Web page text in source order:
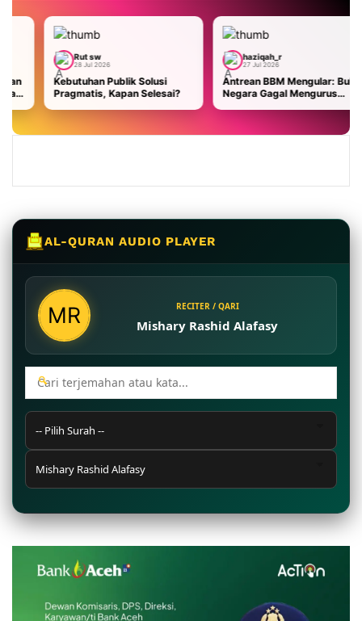
Publik Solusi
Kapan Selesai?
Antrean BBM Mengular: Bukti
Negara Gagal Mengurus
Flexing
Gayo Lues
AL-QURAN AUDIO PLAYER
RECITER / QARI
Mishary Rashid Alafasy